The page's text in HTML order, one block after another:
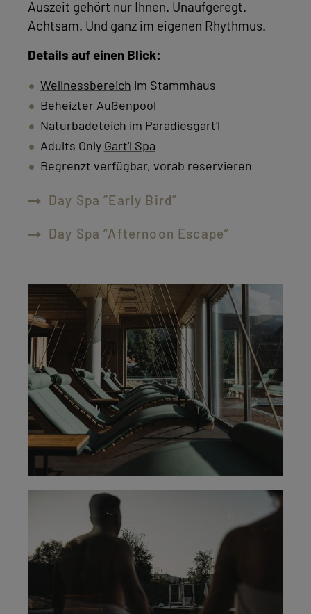
Auszeit gehört nur Ihnen. Unaufgeregt.
Achtsam. Und ganz im eigenen Rhythmus.
Details auf einen Blick:
Wellnessbereich im Stammhaus
Beheizter Außenpool
Naturbadeteich im Paradiesgart'l
Adults Only Gart'l Spa
Begrenzt verfügbar, vorab reservieren
Day Spa “Early Bird”
Day Spa “Afternoon Escape”